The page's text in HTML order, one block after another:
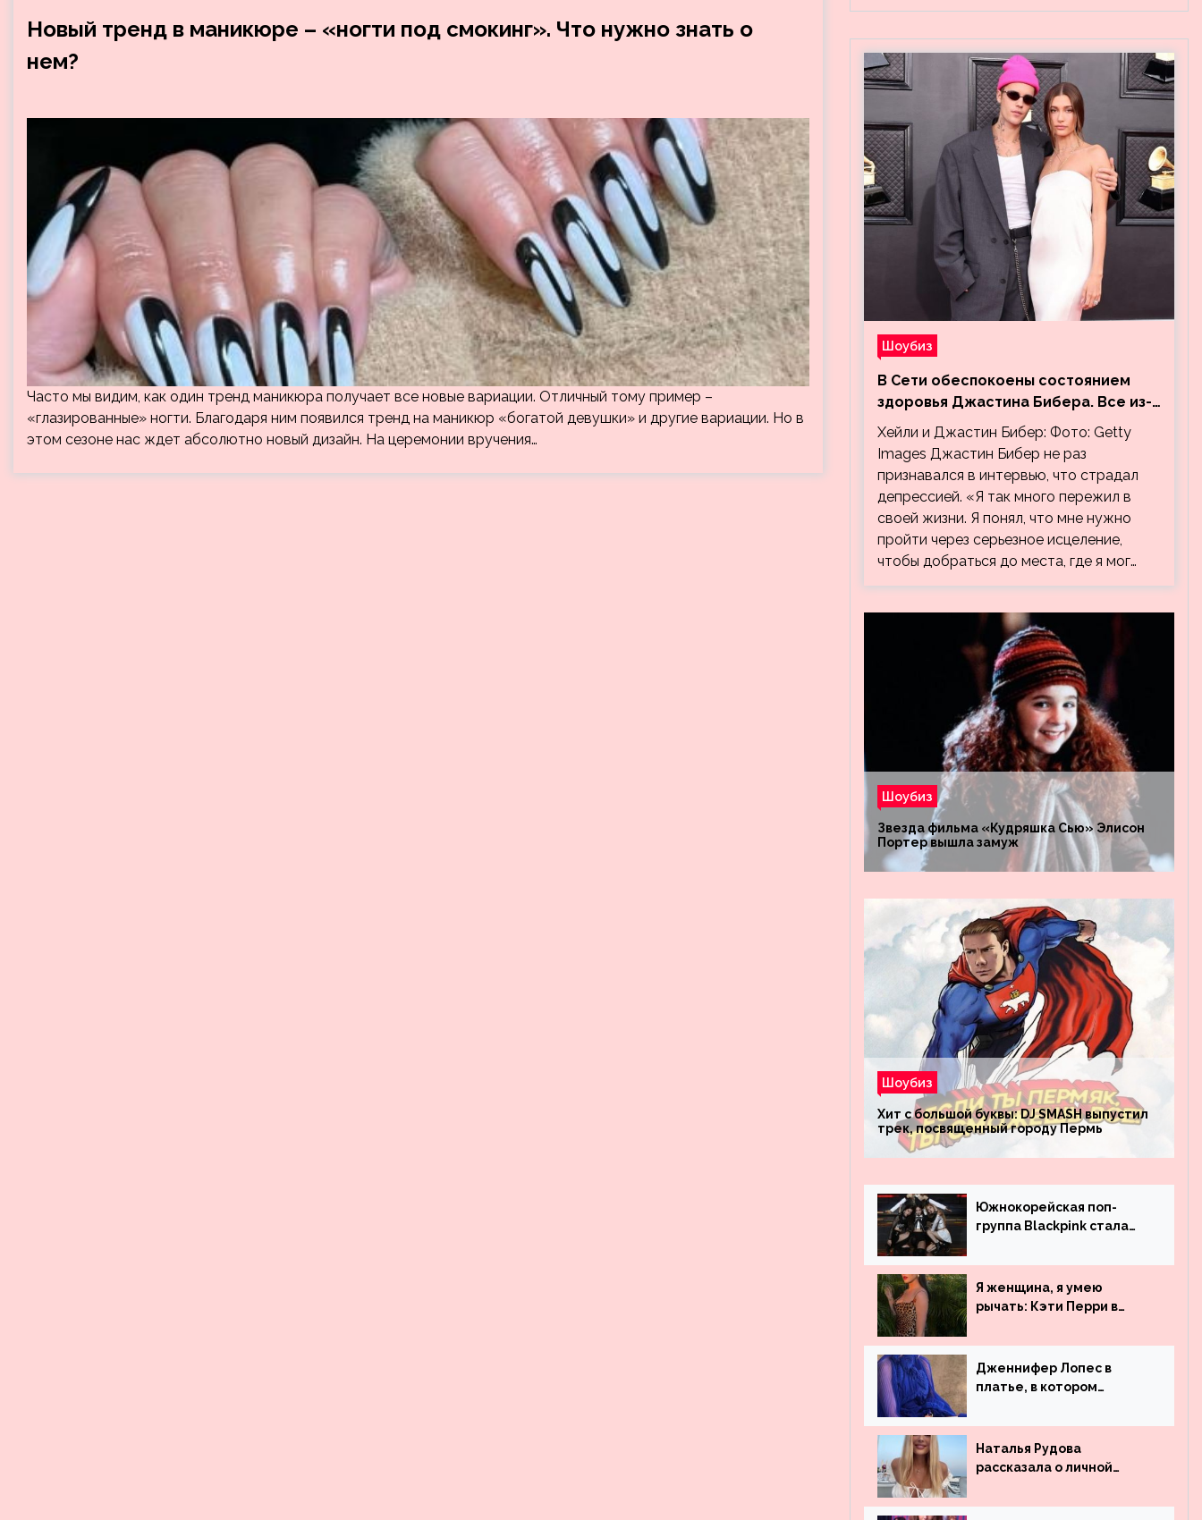
Новый тренд в маникюре – «ногти под смокинг». Что нужно знать о
нем?
Часто мы видим, как один тренд маникюра получает все новые вариации. Отличный тому пример –
«глазированные» ногти. Благодаря ним появился тренд на маникюр «богатой девушки» и другие вариации. Но в
этом сезоне нас ждет абсолютно новый дизайн. На церемонии вручения…
Шоубиз
В Сети обеспокоены состоянием
здоровья Джастина Бибера. Все из-
за видео, на котором его
успокаивает Хейли
Хейли и Джастин Бибер: Фото: Getty
Images Джастин Бибер не раз
признавался в интервью, что страдал
депрессией. «Я так много пережил в
своей жизни. Я понял, что мне нужно
пройти через серьезное исцеление,
чтобы добраться до места, где я мог…
Шоубиз
Звезда фильма «Кудряшка Сью» Элисон
Портер вышла замуж
Шоубиз
Хит с большой буквы: DJ SMASH выпустил
трек, посвященный городу Пермь
Южнокорейская поп-
группа Blackpink стала
просмотрам на YouTube.
Они обогнали даже
Джастина Бибера
Я женщина, я умею
рычать: Кэти Перри в
Дженнифер Лопес в
платье, в котором
незамеченной
Наталья Рудова
рассказала о личной